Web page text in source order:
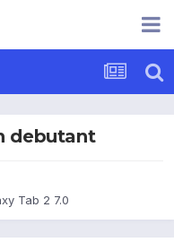
debutant
Tab 2 7.0